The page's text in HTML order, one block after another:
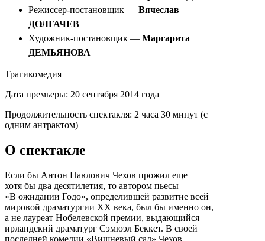
Режиссер-постановщик — Вячеслав
ДОЛГАЧЕВ
Художник-постановщик — Маргарита
ДЕМЬЯНОВА
Трагикомедия
Дата премьеры: 20 сентября 2014 года
Продолжительность спектакля: 2 часа 30 минут (с
одним антрактом)
О спектакле
Если бы Антон Павлович Чехов прожил еще
хотя бы два десятилетия, то автором пьесы
«В ожидании Годо», определившей развитие всей
мировой драматургии ХХ века, был бы именно он,
а не лауреат Нобелевской премии, выдающийся
ирландский драматург Сэмюэл Беккет. В своей
последней комедии «Вишневый сад» Чехов